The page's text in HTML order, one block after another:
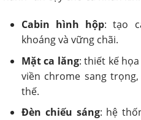
Cabin hình hộp: tạo
khoáng và vững chãi.
Mặt ca lăng: thiết kế
viền chrome sang
thế.
Đèn chiếu sáng: hệ